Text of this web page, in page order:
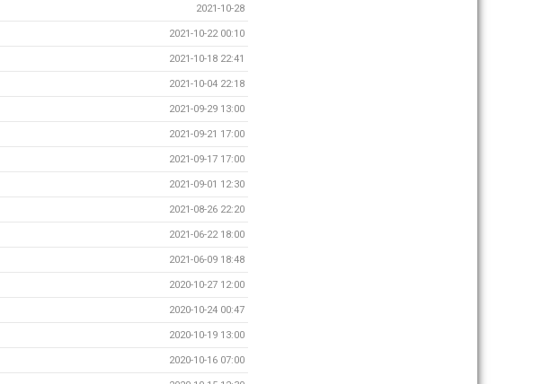
2021-10-28
2021-10-22 00:10
2021-10-18 22:41
2021-10-04 22:18
2021-09-29 13:00
2021-09-21 17:00
2021-09-17 17:00
2021-09-01 12:30
2021-08-26 22:20
2021-06-22 18:00
2021-06-09 18:48
2020-10-27 12:00
2020-10-24 00:47
2020-10-19 13:00
2020-10-16 07:00